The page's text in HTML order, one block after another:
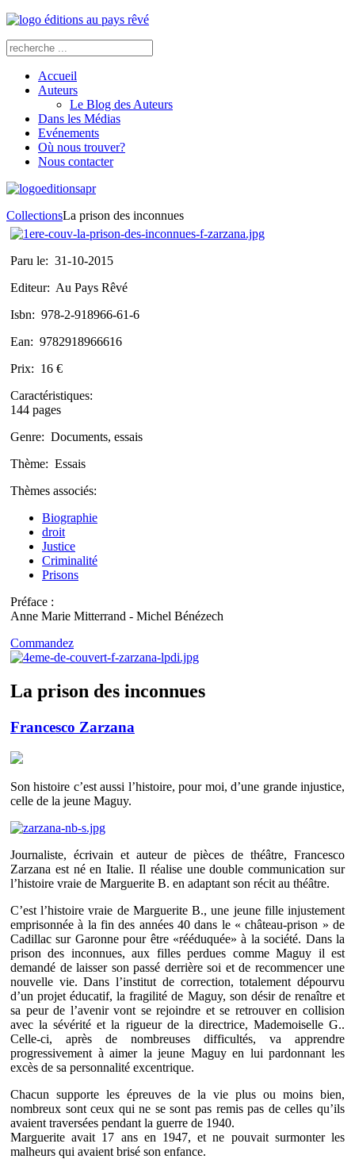
Accueil
Auteurs
Le Blog des Auteurs
Dans les Médias
Evénements
Où nous trouver?
Nous contacter
CollectionsLa prison des inconnues
Paru le: 31-10-2015
Editeur: Au Pays Rêvé
Isbn: 978-2-918966-61-6
Ean: 9782918966616
Prix: 16 €
Caractéristiques:
144 pages
Genre: Documents, essais
Thème: Essais
Thèmes associés:
Biographie
droit
Justice
Criminalité
Prisons
Préface :
Anne Marie Mitterrand - Michel Bénézech
Commandez
La prison des inconnues
Francesco Zarzana
Son histoire c’est aussi l’histoire, pour moi, d’une grande injustice,
celle de la jeune Maguy.
Journaliste, écrivain et auteur de pièces de théâtre, Francesco
Zarzana est né en Italie. Il réalise une double communication sur
l’histoire vraie de Marguerite B. en adaptant son récit au théâtre.
C’est l’histoire vraie de Marguerite B., une jeune fille injustement
emprisonnée à la fin des années 40 dans le « château-prison » de
Cadillac sur Garonne pour être «rééduquée» à la société. Dans la
prison des inconnues, aux filles perdues comme Maguy il est
demandé de laisser son passé derrière soi et de recommencer une
nouvelle vie. Dans l’institut de correction, totalement dépourvu
d’un projet éducatif, la fragilité de Maguy, son désir de renaître et
sa peur de l’avenir vont se rejoindre et se retrouver en collision
avec la sévérité et la rigueur de la directrice, Mademoiselle G..
Celle-ci, après de nombreuses difficultés, va apprendre
progressivement à aimer la jeune Maguy en lui pardonnant les
excès de sa personnalité excentrique.
Chacun supporte les épreuves de la vie plus ou moins bien,
nombreux sont ceux qui ne se sont pas remis pas de celles qu’ils
avaient traversées pendant la guerre de 1940.
Marguerite avait 17 ans en 1947, et ne pouvait surmonter les
malheurs qui avaient brisé son enfance.